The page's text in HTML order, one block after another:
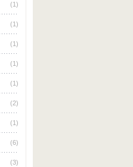
(1)
(1)
(1)
(1)
(1)
(2)
(1)
(6)
(3)